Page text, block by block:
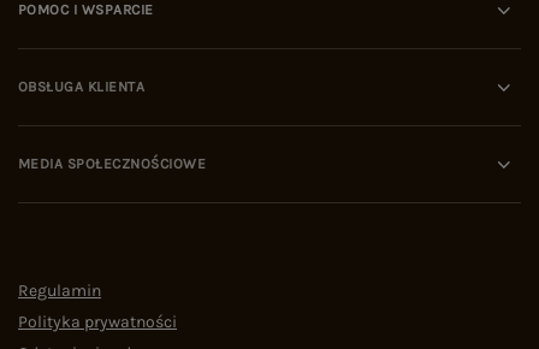
POMOC I WSPARCIE
OBSŁUGA KLIENTA
MEDIA SPOŁECZNOŚCIOWE
Regulamin
Polityka prywatności